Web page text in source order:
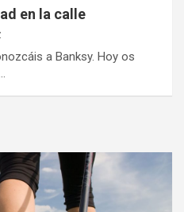
en la calle
a Banksy. Hoy os